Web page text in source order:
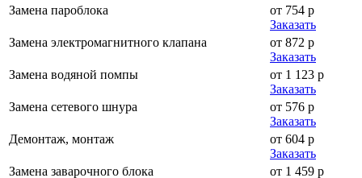
Замена пароблока
от 754 р
Заказать
Замена электромагнитного клапана
от 872 р
Заказать
Замена водяной помпы
от 1 123 р
Заказать
Замена сетевого шнура
от 576 р
Заказать
Демонтаж, монтаж
от 604 р
Заказать
Замена заварочного блока
от 1 459 р